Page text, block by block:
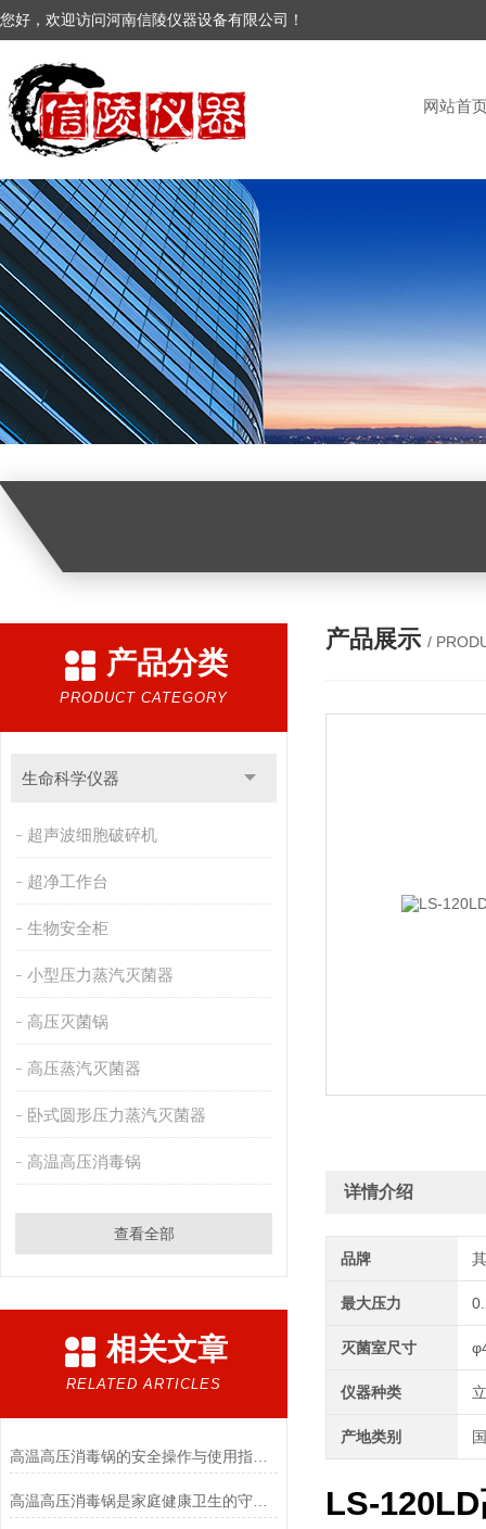
您好，欢迎访问河南信陵仪器设备有限公司！
网站首
产品分类
PRODUCT CATEGORY
生命科学仪器
超声波细胞破碎机
超净工作台
生物安全柜
小型压力蒸汽灭菌器
高压灭菌锅
高压蒸汽灭菌器
卧式圆形压力蒸汽灭菌器
高温高压消毒锅
查看全部
相关文章
RELATED ARTICLES
高温高压消毒锅的安全操作与使用指南说明
产品展示 /
详情介绍
品牌
最大压力
灭菌室尺寸
仪器种类
产地类别
LS-